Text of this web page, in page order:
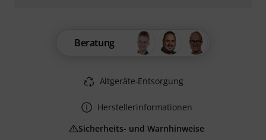
Beratung
Altgeräte-Entsorgung
Herstellerinformationen
Sicherheits- und Warnhinweise